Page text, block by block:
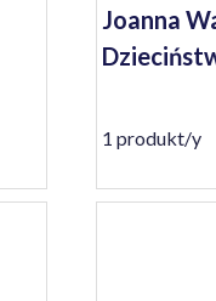
Joanna
1 produkt/y